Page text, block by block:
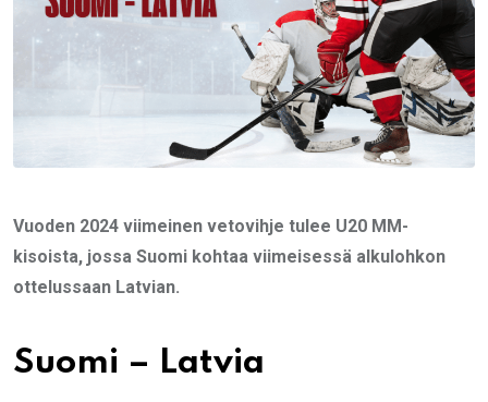
Vuoden 2024 viimeinen vetovihje tulee U20 MM-
kisoista, jossa Suomi kohtaa viimeisessä alkulohkon
ottelussaan Latvian.
Suomi – Latvia